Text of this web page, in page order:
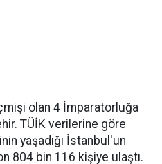
olan 4 İmparatorluğa
TÜİK verilerine göre
yaşadığı İstanbul'un
804 bin 116 kişiye ulaştı.